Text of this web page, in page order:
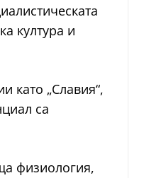
култура и
като „Славия“,
са
физиология,